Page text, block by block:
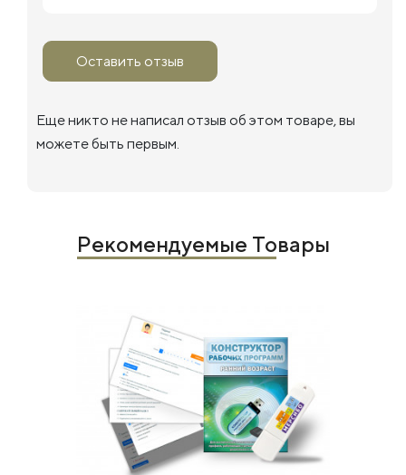
Оставить отзыв
Еще никто не написал отзыв об этом товаре, вы
можете быть первым.
Рекомендуемые Товары